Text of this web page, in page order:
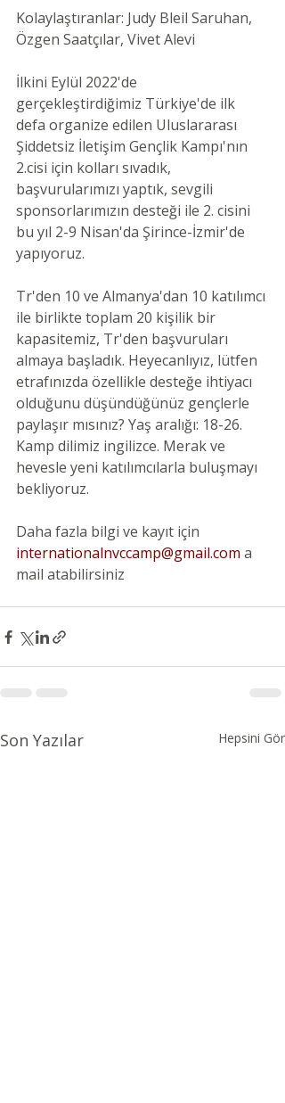
Kolaylaştıranlar: Judy Bleil Saruhan,
Özgen Saatçılar, Vivet Alevi
İlkini Eylül 2022'de
gerçekleştirdiğimiz Türkiye'de ilk
defa organize edilen Uluslararası
Şiddetsiz İletişim Gençlik Kampı'nın
2.cisi için kolları sıvadık,
başvurularımızı yaptık, sevgili
sponsorlarımızın desteği ile 2. cisini
bu yıl 2-9 Nisan'da Şirince-İzmir'de
yapıyoruz.
Tr'den 10 ve Almanya'dan 10 katılımcı
ile birlikte toplam 20 kişilik bir
kapasitemiz, Tr'den başvuruları
almaya başladık. Heyecanlıyız, lütfen
etrafınızda özellikle desteğe ihtiyacı
olduğunu düşündüğünüz gençlerle
paylaşır mısınız? Yaş aralığı: 18-26.
Kamp dilimiz ingilizce. Merak ve
hevesle yeni katılımcılarla buluşmayı
bekliyoruz.
Daha fazla bilgi ve kayıt için
internationalnvccamp@gmail.com a
mail atabilirsiniz
Son Yazılar Hepsini Gör